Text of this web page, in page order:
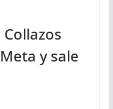
y sale